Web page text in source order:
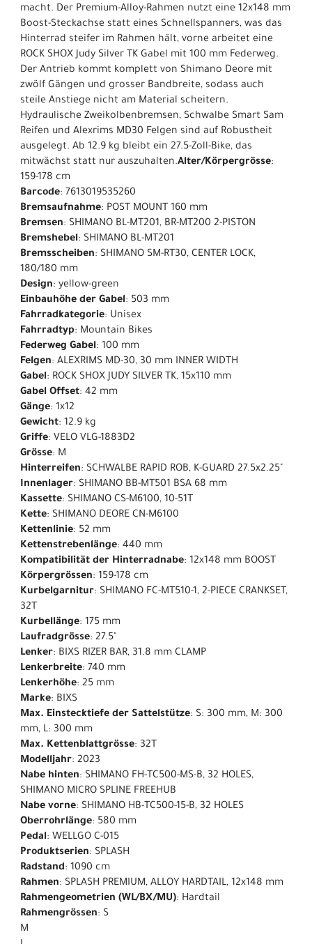
macht. Der Premium-Alloy-Rahmen nutzt eine 12x148 mm
Boost-Steckachse statt eines Schnellspanners, was das
Hinterrad steifer im Rahmen hält, vorne arbeitet eine
ROCK SHOX Judy Silver TK Gabel mit 100 mm Federweg.
Der Antrieb kommt komplett von Shimano Deore mit
zwölf Gängen und grosser Bandbreite, sodass auch
steile Anstiege nicht am Material scheitern.
Hydraulische Zweikolbenbremsen, Schwalbe Smart Sam
Reifen und Alexrims MD30 Felgen sind auf Robustheit
ausgelegt. Ab 12.9 kg bleibt ein 27.5-Zoll-Bike, das
mitwächst statt nur auszuhalten.Alter/Körpergrösse:
159-178 cm
Barcode: 7613019535260
Bremsaufnahme: POST MOUNT 160 mm
Bremsen: SHIMANO BL-MT201, BR-MT200 2-PISTON
Bremshebel: SHIMANO BL-MT201
Bremsscheiben: SHIMANO SM-RT30, CENTER LOCK,
180/180 mm
Design: yellow-green
Einbauhöhe der Gabel: 503 mm
Fahrradkategorie: Unisex
Fahrradtyp: Mountain Bikes
Federweg Gabel: 100 mm
Felgen: ALEXRIMS MD-30, 30 mm INNER WIDTH
Gabel: ROCK SHOX JUDY SILVER TK, 15x110 mm
Gabel Offset: 42 mm
Gänge: 1x12
Gewicht: 12.9 kg
Griffe: VELO VLG-1883D2
Grösse: M
Hinterreifen: SCHWALBE RAPID ROB, K-GUARD 27.5x2.25"
Innenlager: SHIMANO BB-MT501 BSA 68 mm
Kassette: SHIMANO CS-M6100, 10-51T
Kette: SHIMANO DEORE CN-M6100
Kettenlinie: 52 mm
Kettenstrebenlänge: 440 mm
Kompatibilität der Hinterradnabe: 12x148 mm BOOST
Körpergrössen: 159-178 cm
Kurbelgarnitur: SHIMANO FC-MT510-1, 2-PIECE CRANKSET,
32T
Kurbellänge: 175 mm
Laufradgrösse: 27.5"
Lenker: BIXS RIZER BAR, 31.8 mm CLAMP
Lenkerbreite: 740 mm
Lenkerhöhe: 25 mm
Marke: BIXS
Max. Einstecktiefe der Sattelstütze: S: 300 mm, M: 300
mm, L: 300 mm
Max. Kettenblattgrösse: 32T
Modelljahr: 2023
Nabe hinten: SHIMANO FH-TC500-MS-B, 32 HOLES,
SHIMANO MICRO SPLINE FREEHUB
Nabe vorne: SHIMANO HB-TC500-15-B, 32 HOLES
Oberrohrlänge: 580 mm
Pedal: WELLGO C-015
Produktserien: SPLASH
Radstand: 1090 cm
Rahmen: SPLASH PREMIUM, ALLOY HARDTAIL, 12x148 mm
Rahmengeometrien (WL/BX/MU): Hardtail
Rahmengrössen: S
M